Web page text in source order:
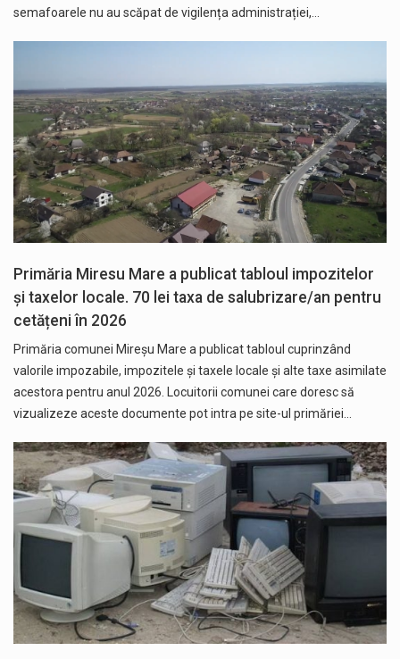
semafoarele nu au scăpat de vigilența administrației,…
Primăria Miresu Mare a publicat tabloul impozitelor
și taxelor locale. 70 lei taxa de salubrizare/an pentru
cetățeni în 2026
Primăria comunei Mireșu Mare a publicat tabloul cuprinzând
valorile impozabile, impozitele și taxele locale și alte taxe asimilate
acestora pentru anul 2026. Locuitorii comunei care doresc să
vizualizeze aceste documente pot intra pe site-ul primăriei…